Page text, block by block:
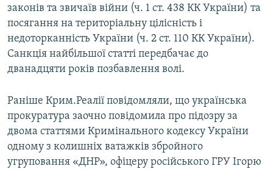
законів та звичаїв війни (ч. 1 ст. 438 КК України) та
посягання на територіальну цілісність і
недоторканність України (ч. 2 ст. 110 КК України).
Санкція найбільшої статті передбачає до
дванадцяти років позбавлення волі.
Раніше Крим.Реалії повідомляли, що українська
прокуратура заочно повідомила про підозру за
двома статтями Кримінального кодексу України
одному з колишніх ватажків збройного
угруповання «ДНР», офіцеру російського ГРУ Ігорю